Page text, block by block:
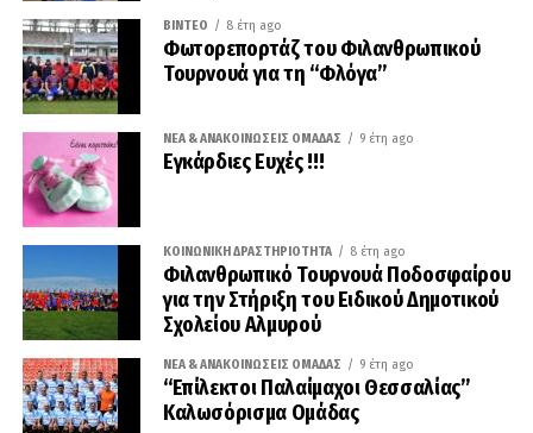
ΒΊΝΤΕΟ 8 έτη ago
Φωτορεπορτάζ του Φιλανθρωπικού
Τουρνουά για τη “Φλόγα”
ΝΈΑ & ΑΝΑΚΟΙΝΏΣΕΙΣ ΟΜΆΔΑΣ 9 έτη ago
Εγκάρδιες Ευχές !!!
ΚΟΙΝΩΝΙΚΉ ΔΡΑΣΤΗΡΙΌΤΗΤΑ 8 έτη ago
Φιλανθρωπικό Τουρνουά Ποδοσφαίρου
για την Στήριξη του Ειδικού Δημοτικού
Σχολείου Αλμυρού
ΝΈΑ & ΑΝΑΚΟΙΝΏΣΕΙΣ ΟΜΆΔΑΣ 9 έτη ago
“Επίλεκτοι Παλαίμαχοι Θεσσαλίας”
Καλωσόρισμα Ομάδας